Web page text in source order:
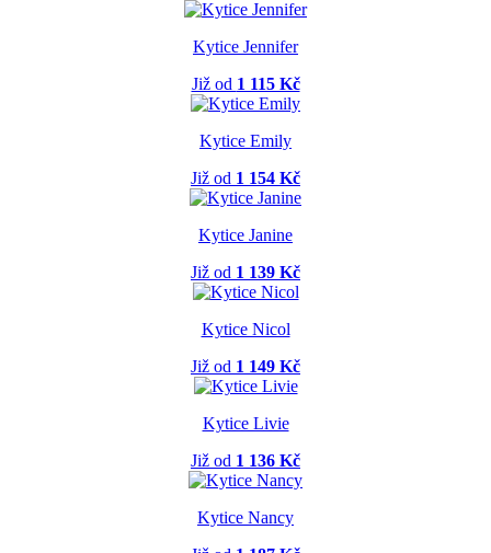
Kytice Jennifer
Již od 1 115 Kč
Kytice Emily
Již od 1 154 Kč
Kytice Janine
Již od 1 139 Kč
Kytice Nicol
Již od 1 149 Kč
Kytice Livie
Již od 1 136 Kč
Kytice Nancy